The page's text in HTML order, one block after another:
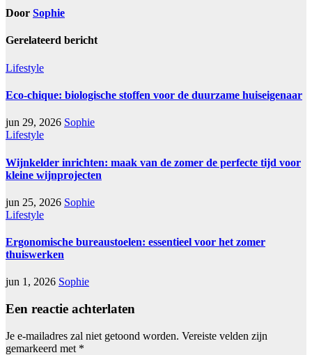
Door Sophie
Gerelateerd bericht
Lifestyle
Eco-chique: biologische stoffen voor de duurzame huiseigenaar
jun 29, 2026 Sophie
Lifestyle
Wijnkelder inrichten: maak van de zomer de perfecte tijd voor
kleine wijnprojecten
jun 25, 2026 Sophie
Lifestyle
Ergonomische bureaustoelen: essentieel voor het zomer
thuiswerken
jun 1, 2026 Sophie
Een reactie achterlaten
Je e-mailadres zal niet getoond worden. Vereiste velden zijn
gemarkeerd met *